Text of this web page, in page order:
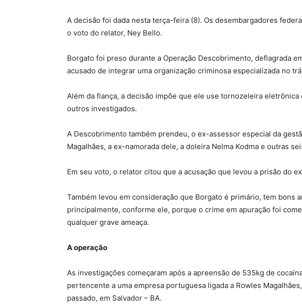
A decisão foi dada nesta terça-feira (8). Os desembargadores
o voto do relator, Ney Bello.
Borgato foi preso durante a Operação Descobrimento, deflagrada
acusado de integrar uma organização criminosa especializada no
Além da fiança, a decisão impõe que ele use tornozeleira eletrônica
outros investigados.
A Descobrimento também prendeu, o ex-assessor especial da
Magalhães, a ex-namorada dele, a doleira Nelma Kodma e outras
Em seu voto, o relator citou que a acusação que levou a prisão do
Também levou em consideração que Borgato é primário, tem bons
principalmente, conforme ele, porque o crime em apuração foi
qualquer grave ameaça.
A operação
As investigações começaram após a apreensão de 535kg de
pertencente a uma empresa portuguesa ligada a Rowles
passado, em Salvador – BA.